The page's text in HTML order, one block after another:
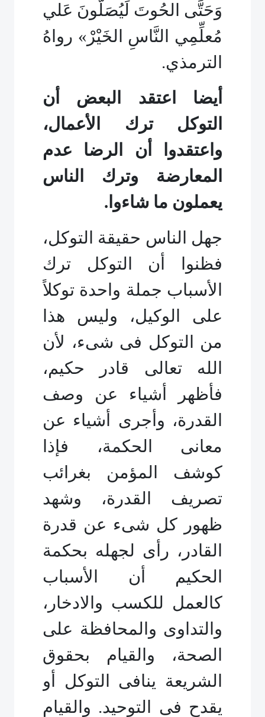
وَحَتَّى الحُوتَ لَيُصَلُّونَ عَلي
مُعلِّمِي النَّاسِ الخَيْرْ» رواهُ
الترمذي.
أيضا اعتقد البعض أن
التوكل ترك الأعمال،
واعتقدوا أن الرضا عدم
المعارضة وترك الناس
يعملون ما شاءوا.
جهل الناس حقيقة التوكل،
فظنوا أن التوكل ترك
الأسباب جملة واحدة توكلاً
على الوكيل، وليس هذا
من التوكل فى شىء، لأن
الله تعالى قادر حكيم،
فأظهر أشياء عن وصف
القدرة، وأجرى أشياء عن
معانى الحكمة، فإذا
كوشف المؤمن بغرائب
تصريف القدرة، وشهد
ظهور كل شىء عن قدرة
القادر، رأى لجهله بحكمة
الحكيم أن الأسباب
كالعمل للكسب والادخار،
والتداوى والمحافظة على
الصحة، والقيام بحقوق
الشريعة ينافى التوكل أو
يقدح فى التوحيد. والقيام